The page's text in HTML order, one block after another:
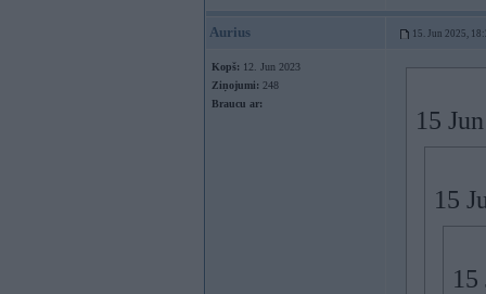
Aurius 15. Jun 2025,
Kopš: 12. Jun 2023
Ziņojumi: 248
Braucu ar:
15
15